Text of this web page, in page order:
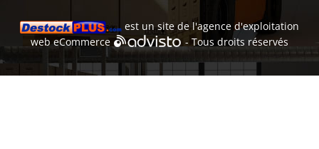
est un site de l'agence d'exploitation
webeCommerce - Tous droits réservés